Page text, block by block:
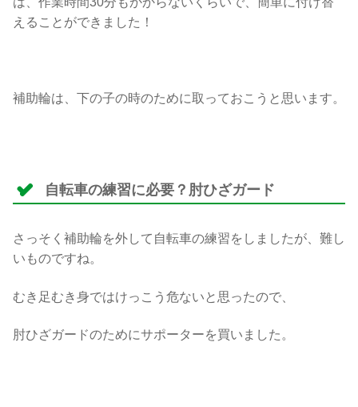
えることができました！
補助輪は、下の子の時のために取っておこうと思います。
自転車の練習に必要？肘ひざガード
さっそく補助輪を外して自転車の練習をしましたが、難し
いものですね。
むき足むき身ではけっこう危ないと思ったので、
肘ひざガードのためにサポーターを買いました。